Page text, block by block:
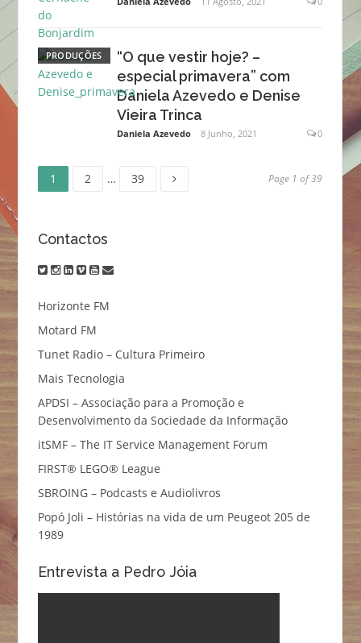
PRODUÇÕES
“O que vestir hoje? –
especial primavera” com
Daniela Azevedo e Denise
Vieira Trinca
Daniela Azevedo 8 Junho, 2021 0
Navegação
artigos
Page
1 2 … 39 Page 1 of 39
Contactos
twitter
instagram
linkedin
vimeoyoutube
email
Horizonte FM
Motard FM
Tunet Radio – Cultura Primeiro
Mais Tecnologia
APDSI – Associação para a Promoção e
Desenvolvimento da Sociedade da Informação
itSMF – The IT Service Management Forum
FIRST® LEGO® League
SBROING – Podcasts e Audiolivros
Popó Joli – Histórias na vida de um Peugeot 205 de
1989
Entrevista a Pedro Jóia